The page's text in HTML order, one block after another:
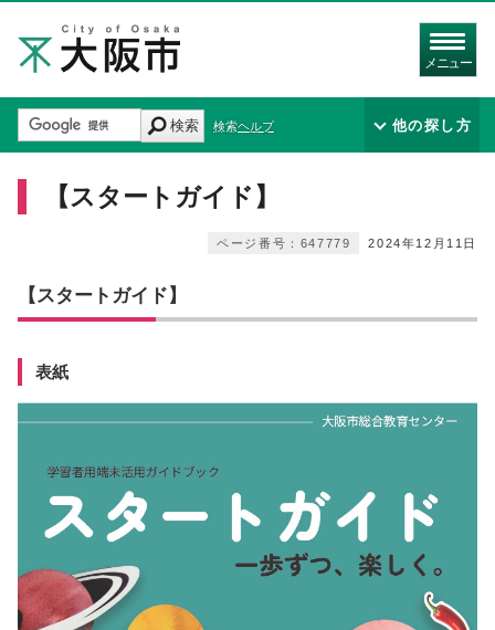
メニュー
検索 検索ヘルプ 他の探し方
【スタートガイド】
2024年12月11日
ページ番号：647779
【スタートガイド】
表紙